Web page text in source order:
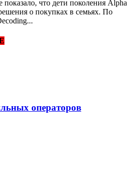
что дети поколения Alpha
о покупках в семьях. По
операторов